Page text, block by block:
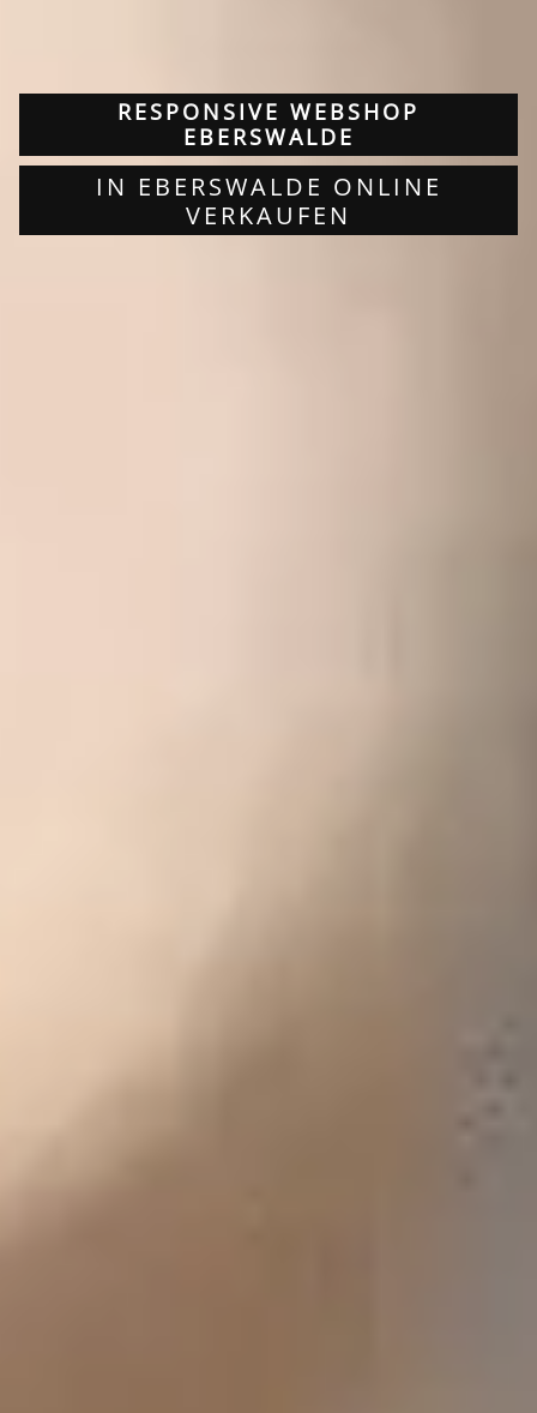
RESPONSIVE WEBSHOP
EBERSWALDE
IN EBERSWALDE ONLINE
VERKAUFEN